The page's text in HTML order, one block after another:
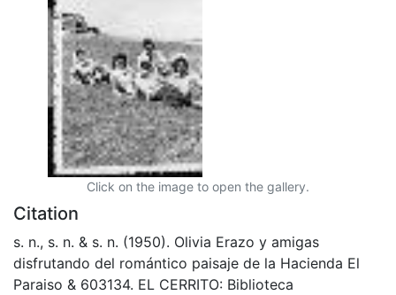
Click on the image to open the gallery.
Citation
s. n., s. n. & s. n. (1950). Olivia Erazo y amigas
disfrutando del romántico paisaje de la Hacienda El
Paraiso & 603134. EL CERRITO: Biblioteca